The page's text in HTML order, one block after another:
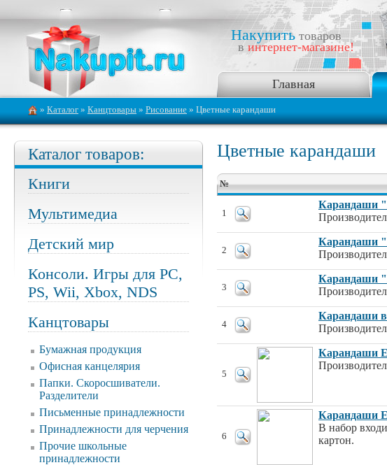
Накупить товаров
в интернет-магазине!
Главная
» Каталог » Канцтовары » Рисование » Цветные карандаши
Каталог товаров:
Книги
Мультимедиа
Детский мир
Консоли. Игры для PC,
PS, Wii, Xbox, NDS
Канцтовары
Бумажная продукция
Офисная канцелярия
Папки. Скоросшиватели.
Разделители
Письменные принадлежности
Принадлежности для черчения
Прочие школьные
принадлежности
Цветные карандаши
№
1
Карандаши
2
Карандаши
3
Карандаши
4
Карандаши
5
Карандаши
6
Карандаши
В набор
картон.